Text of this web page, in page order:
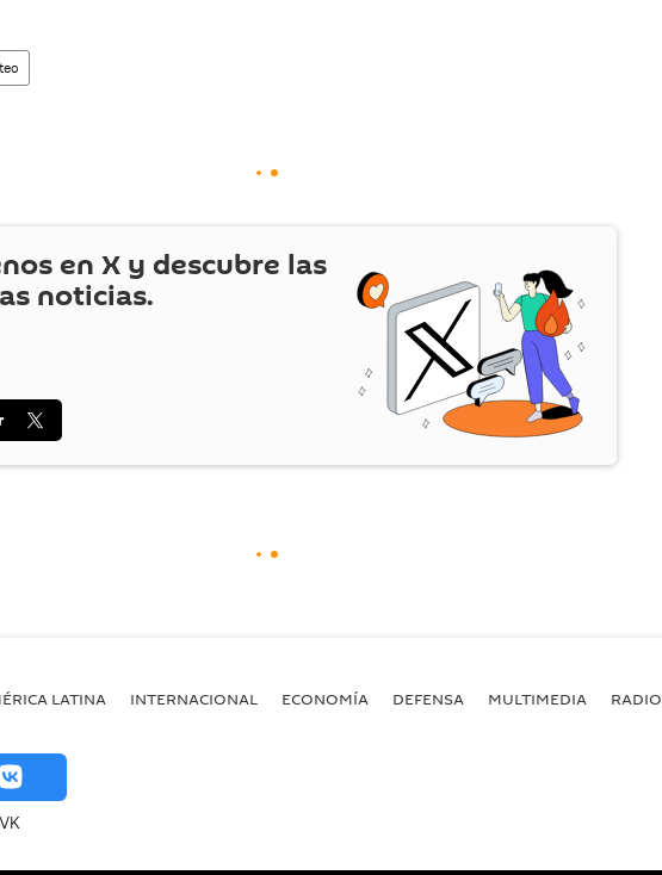
enX y descubre las
noticias.
LATINA INTERNACIONAL ECONOMÍA DEFENSA MULTIMEDIA RADIO
VK